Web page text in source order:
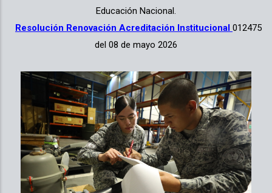
Educación Nacional.
Resolución Renovación Acreditación Institucional 012475
del 08 de mayo 2026